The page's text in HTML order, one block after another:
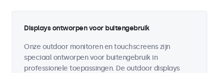
Displays ontworpen voor buitengebruik
Onze outdoor monitoren en touchscreens zijn
speciaal ontworpen voor buitengebruik in
professionele toepassingen. De outdoor displays